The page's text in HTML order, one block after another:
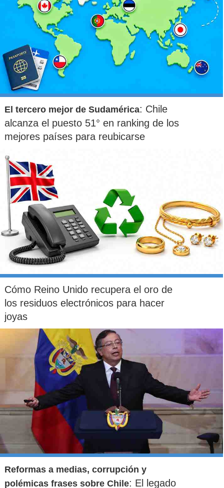
El tercero mejor de Sudamérica: Chile
alcanza el puesto 51° en ranking de los
mejores países para reubicarse
Cómo Reino Unido recupera el oro de
los residuos electrónicos para hacer
joyas
Reformas a medias, corrupción y
polémicas frases sobre Chile: El legado